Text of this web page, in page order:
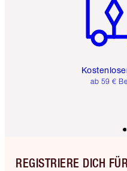
ab 59 €
REGISTRIERE DICH